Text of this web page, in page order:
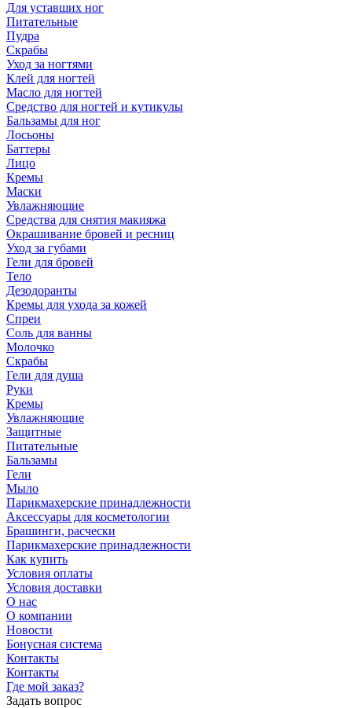
Для уставших ног
Питательные
Пудра
Скрабы
Уход за ногтями
Клей для ногтей
Масло для ногтей
Средство для ногтей и кутикулы
Бальзамы для ног
Лосьоны
Баттеры
Лицо
Кремы
Маски
Увлажняющие
Средства для снятия макияжа
Окрашивание бровей и ресниц
Уход за губами
Гели для бровей
Тело
Дезодоранты
Кремы для ухода за кожей
Спреи
Соль для ванны
Молочко
Скрабы
Гели для душа
Руки
Кремы
Увлажняющие
Защитные
Питательные
Бальзамы
Гели
Мыло
Парикмахерские принадлежности
Аксессуары для косметологии
Брашинги, расчески
Парикмахерские принадлежности
Как купить
Условия оплаты
Условия доставки
О нас
О компании
Новости
Бонусная система
Контакты
Контакты
Где мой заказ?
Задать вопрос